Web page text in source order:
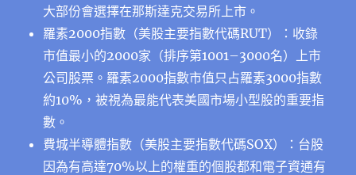
大部份會選擇在那斯達克交易所上市。
羅素2000指數（美股主要指數代碼RUT）：收錄
市值最小的2000家（排序第1001–3000名）上市
公司股票。羅素2000指數市值只占羅素3000指數
約10%，被視為最能代表美國市場小型股的重要指
數。
費城半導體指數（美股主要指數代碼SOX）：台股
因為有高達70%以上的權重的個股都和電子資通有